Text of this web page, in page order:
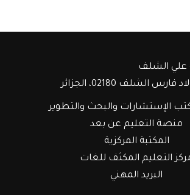
علي الشلف
الإستشارات والبحث والتطوير
منصة التعليم عن بعد
المكتبة المركزية
التعليم المكثف للغات
البريد المهني